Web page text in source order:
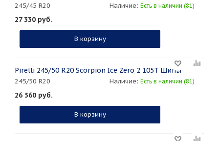
245/45 R20 Наличие: Есть в наличии (81)
27 330 руб.
В корзину
Pirelli 245/50 R20 Scorpion Ice Zero 2 105T Шипы
245/50 R20 Наличие: Есть в наличии (81)
26 360 руб.
В корзину